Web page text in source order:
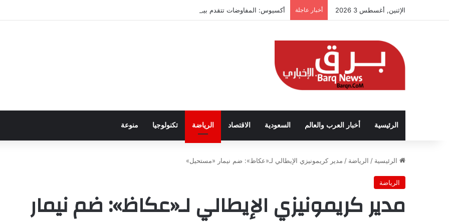
الإثنين, أغسطس 3 2026 أخبار عاجلة أكسيوس: المفاوضات تتقدم بين عُمان وإيران بشأن هرمز
الرئيسية أخبار العرب والعالم السعودية الاقتصاد الرياضة تكنولوجيا منوعة
الرئيسية / الرياضة / مدير كريمونيزي الإيطالي لـ«عكاظ»: ضم نيمار «مستحيل»
الرياضة
مدير كريمونيزي الإيطالي لـ«عكاظ»: ضم نيمار